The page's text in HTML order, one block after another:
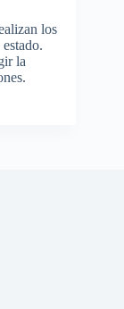
los
la